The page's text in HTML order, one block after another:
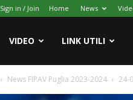
Sign in / Join Home News
VIDEO LINK UTILI
News FIPAV Puglia 2023-2024 24-